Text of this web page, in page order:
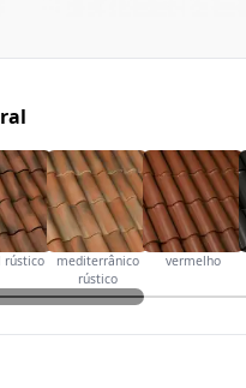
rústico
mediterrânico
rústico
vermelho